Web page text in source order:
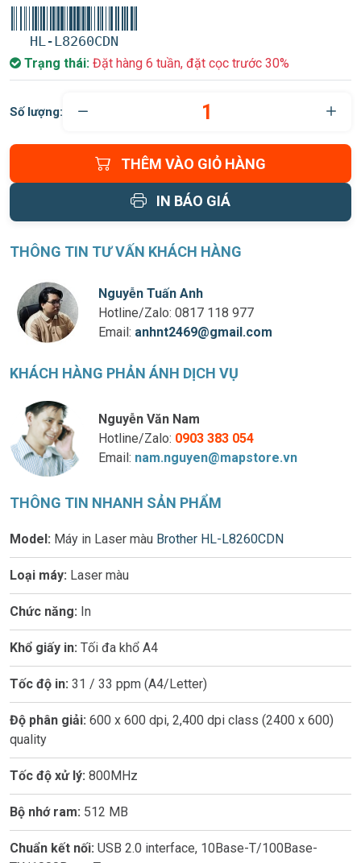
HL-L8260CDN
Trạng thái: Đặt hàng 6 tuần, đặt cọc trước 30%
Số lượng:
THÊM VÀO GIỎ HÀNG
IN BÁO GIÁ
THÔNG TIN TƯ VẤN KHÁCH HÀNG
Nguyễn Tuấn Anh
Hotline/Zalo: 0817 118 977
Email: anhnt2469@gmail.com
KHÁCH HÀNG PHẢN ÁNH DỊCH VỤ
Nguyễn Văn Nam
Hotline/Zalo: 0903 383 054
Email: nam.nguyen@mapstore.vn
THÔNG TIN NHANH SẢN PHẨM
Model: Máy in Laser màu Brother HL-L8260CDN
Loại máy: Laser màu
Chức năng: In
Khổ giấy in: Tối đa khổ A4
Tốc độ in: 31 / 33 ppm (A4/Letter)
Độ phân giải: 600 x 600 dpi, 2,400 dpi class (2400 x 600)
quality
Tốc độ xử lý: 800MHz
Bộ nhớ ram: 512 MB
Chuẩn kết nối: USB 2.0 interface, 10Base-T/100Base-